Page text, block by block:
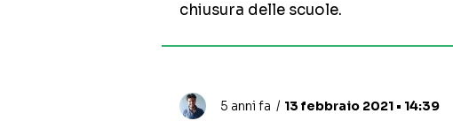
chiusura delle scuole.
5 anni fa 13 febbraio 2021 • 14:39